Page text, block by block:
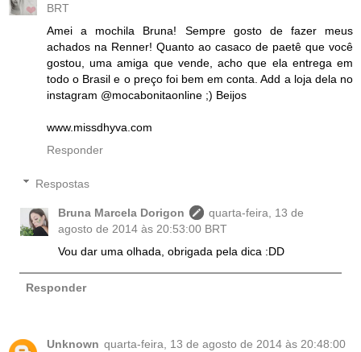
BRT
Amei a mochila Bruna! Sempre gosto de fazer meus
achados na Renner! Quanto ao casaco de paetê que você
gostou, uma amiga que vende, acho que ela entrega em
todo o Brasil e o preço foi bem em conta. Add a loja dela no
instagram @mocabonitaonline ;) Beijos
www.missdhyva.com
Responder
Respostas
Bruna Marcela Dorigon
quarta-feira, 13 de
agosto de 2014 às 20:53:00 BRT
Vou dar uma olhada, obrigada pela dica :DD
Responder
Unknown quarta-feira, 13 de agosto de 2014 às 20:48:00